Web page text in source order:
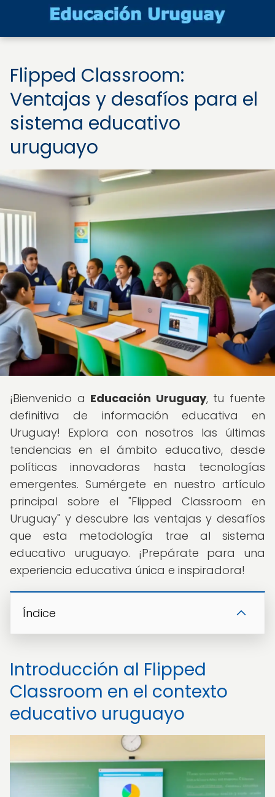
Flipped Classroom:
Ventajas y desafíos para el
sistema educativo
uruguayo
¡Bienvenido a Educación Uruguay, tu fuente
definitiva de información educativa en
Uruguay! Explora con nosotros las últimas
tendencias en el ámbito educativo, desde
políticas innovadoras hasta tecnologías
emergentes. Sumérgete en nuestro artículo
principal sobre el "Flipped Classroom en
Uruguay" y descubre las ventajas y desafíos
que esta metodología trae al sistema
educativo uruguayo. ¡Prepárate para una
experiencia educativa única e inspiradora!
Índice
Introducción al Flipped
Classroom en el contexto
educativo uruguayo